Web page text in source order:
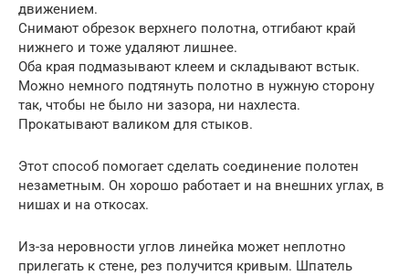
движением.
Снимают обрезок верхнего полотна, отгибают край
нижнего и тоже удаляют лишнее.
Оба края подмазывают клеем и складывают встык.
Можно немного подтянуть полотно в нужную сторону
так, чтобы не было ни зазора, ни нахлеста.
Прокатывают валиком для стыков.
Этот способ помогает сделать соединение полотен
незаметным. Он хорошо работает и на внешних углах, в
нишах и на откосах.
Из-за неровности углов линейка может неплотно
прилегать к стене, рез получится кривым. Шпатель